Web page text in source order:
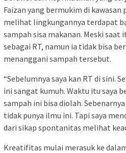
Faizan yang bermukim di kawasan
melihat lingkungannya terdapat
sampah sisa makanan. Meski saat
sebagai RT, namun ia tidak bisa
menanggani sampah tersebut.
“Sebelumnya saya kan RT di sini.
ini sangat kumuh. Waktu itu saya
sampah ini bisa diolah.
tidak punya ilmu ini. Tapi saya
dari sikap spontanitas melihat
Kreatifitas mulai merasuk ke